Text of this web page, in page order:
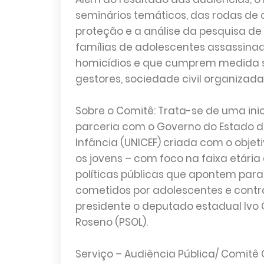
seminários temáticos, das rodas
proteção e a análise da pesquisa
famílias de adolescentes
homicídios e que cumprem medida
gestores, sociedade civil
Sobre o Comitê: Trata-se de uma
parceria com o Governo do Estado
Infância (UNICEF) criada com o
os jovens – com foco na faixa etária
políticas públicas que apontem
cometidos por adolescentes e
presidente o deputado estadual Ivo
Roseno (PSOL).
Serviço – Audiência Pública/